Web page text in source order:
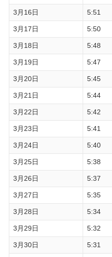
3月16日 5:51
3月17日 5:50
3月18日 5:48
3月19日 5:47
3月20日 5:45
3月21日 5:44
3月22日 5:42
3月23日 5:41
3月24日 5:40
3月25日 5:38
3月26日 5:37
3月27日 5:35
3月28日 5:34
3月29日 5:32
3月30日 5:31